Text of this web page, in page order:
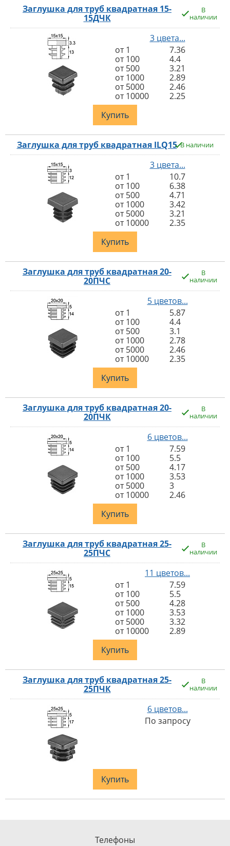
Заглушка для труб квадратная 15-
15ДЧК
В
наличии
3 цвета...
от 1
7.36
от 100
4.4
от 500
3.21
от 1000
2.89
от 5000
2.46
от 10000
2.25
Купить
Заглушка для труб квадратная ILQ15 В наличии
3 цвета...
от 1
10.7
от 100
6.38
от 500
4.71
от 1000
3.42
от 5000
3.21
от 10000
2.35
Купить
Заглушка для труб квадратная 20-
20ПЧС
В
наличии
5 цветов...
от 1
5.87
от 100
4.4
от 500
3.1
от 1000
2.78
от 5000
2.46
от 10000
2.35
Купить
Заглушка для труб квадратная 20-
20ПЧК
В
наличии
6 цветов...
от 1
7.59
от 100
5.5
от 500
4.17
от 1000
3.53
от 5000
3
от 10000
2.46
Купить
Заглушка для труб квадратная 25-
25ПЧС
В
наличии
11 цветов...
от 1
7.59
от 100
5.5
от 500
4.28
от 1000
3.53
от 5000
3.32
от 10000
2.89
Купить
Заглушка для труб квадратная 25-
25ПЧК
В
наличии
6 цветов...
По запросу
Купить
Телефоны